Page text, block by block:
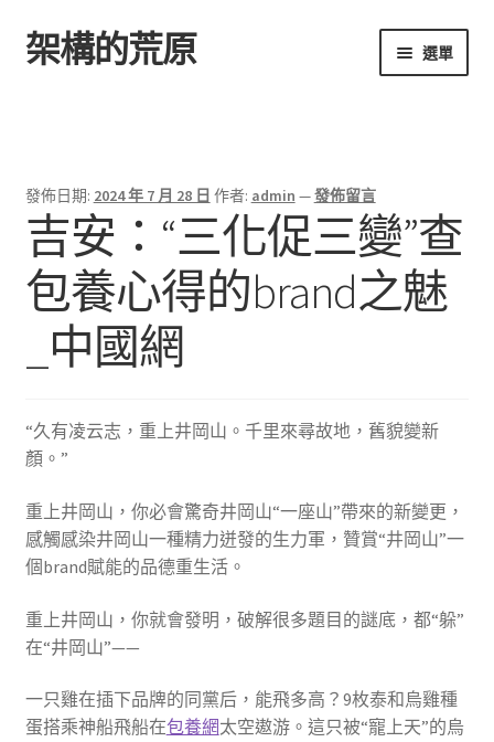
跳
至
跳
至
架構的荒原 選單
發佈日期: 2024 年 7 月 28 日 作者: admin —發佈留言
吉安：“三化促三變”查
包養心得的brand之魅
_中國網
“久有凌云志，重上井岡山。千里來尋故地，舊貌變新
顏。”
重上井岡山，你必會驚奇井岡山“一座山”帶來的新變更，
感觸感染井岡山一種精力迸發的生力軍，贊賞“井岡山”一
個brand賦能的品德重生活。
重上井岡山，你就會發明，破解很多題目的謎底，都“躲”
在“井岡山”——
一只雞在插下品牌的同黨后，能飛多高？9枚泰和烏雞種
蛋搭乘神船飛船在包養網太空遨游。這只被“寵上天”的烏